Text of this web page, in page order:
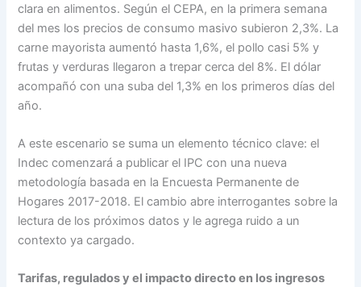
clara en alimentos. Según el CEPA, en la primera semana
del mes los precios de consumo masivo subieron 2,3%. La
carne mayorista aumentó hasta 1,6%, el pollo casi 5% y
frutas y verduras llegaron a trepar cerca del 8%. El dólar
acompañó con una suba del 1,3% en los primeros días del
año.
A este escenario se suma un elemento técnico clave: el
Indec comenzará a publicar el IPC con una nueva
metodología basada en la Encuesta Permanente de
Hogares 2017-2018. El cambio abre interrogantes sobre la
lectura de los próximos datos y le agrega ruido a un
contexto ya cargado.
Tarifas, regulados y el impacto directo en los ingresos